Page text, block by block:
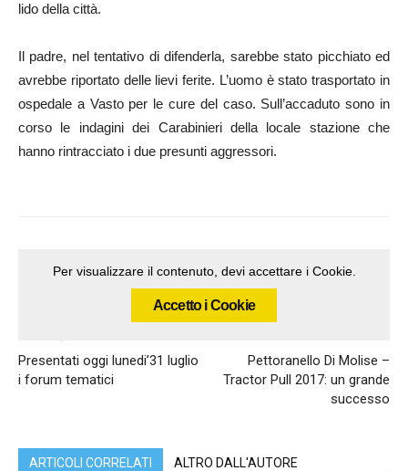
lido della città.
Il padre, nel tentativo di difenderla, sarebbe stato picchiato ed
avrebbe riportato delle lievi ferite. L’uomo è stato trasportato in
ospedale a Vasto per le cure del caso. Sull’accaduto sono in
corso le indagini dei Carabinieri della locale stazione che
hanno rintracciato i due presunti aggressori.
Per visualizzare il contenuto, devi accettare i Cookie.
Accetto i Cookie
Presentati oggi lunedi’31 luglio
i forum tematici
Pettoranello Di Molise –
Tractor Pull 2017: un grande
successo
ARTICOLI CORRELATI ALTRO DALL'AUTORE